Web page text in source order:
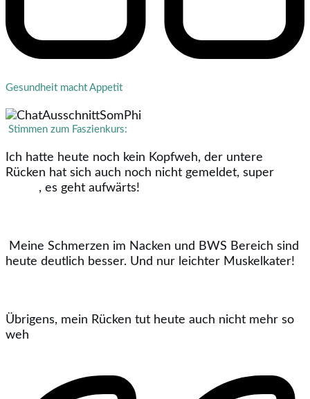
Gesundheit macht Appetit
Stimmen zum Faszienkurs:
Ich hatte heute noch kein Kopfweh, der untere
Rücken hat sich auch noch nicht gemeldet, super
, es geht aufwärts!
Meine Schmerzen im Nacken und BWS Bereich sind
heute deutlich besser. Und nur leichter Muskelkater!
Übrigens, mein Rücken tut heute auch nicht mehr so
weh